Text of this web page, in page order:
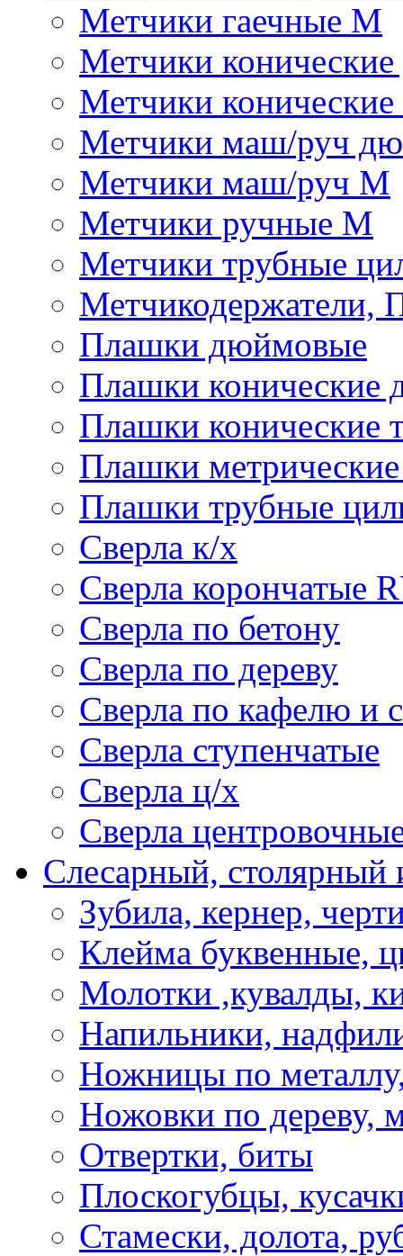
Метчики гаечные М
Метчики
Метчики
Метчики маш/руч
Метчики маш/руч М
Метчики ручные М
Метчики трубные
Метчикодержатели,
Плашки дюймовые
Плашки
Плашки конические
Плашки
Плашки трубные
Сверла к/х
Сверла корончатые
Сверла по бетону
Сверла по дереву
Сверла по кафелю и
Сверла ступенчатые
Сверла ц/х
Сверла
Слесарный, столярный
Зубила, кернер,
Клейма буквенные,
Молотки ,кувалды,
Напильники,
Ножницы по
Ножовки по дереву,
Отвертки, биты
Плоскогубцы,
Стамески, долота,